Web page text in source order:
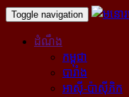
Toggle navigation
ដំណឹង
កម្ពុជា
បារាំង
អាស៊ី-ប៉ាស៊ីភិក